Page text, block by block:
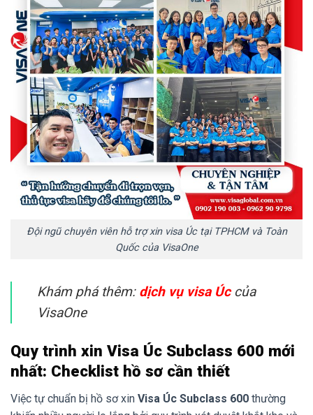
Đội ngũ chuyên viên hỗ trợ xin visa Úc tại TPHCM và Toàn
Quốc của VisaOne
Khám phá thêm: dịch vụ visa Úccủa
VisaOne
Quy trình xin Visa Úc Subclass 600 mới
nhất: Checklist hồ sơ cần thiết
Việc tự chuẩn bị hồ sơ xin Visa Úc Subclass 600 thường